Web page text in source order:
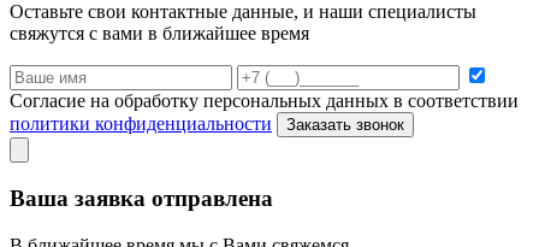
Оставьте свои контактные данные, и наши специалисты
свяжутся с вами в ближайшее время
Согласие на обработку персональных данных в соответствии
политики конфиденциальности
Заказать звонок
Ваша заявка отправлена